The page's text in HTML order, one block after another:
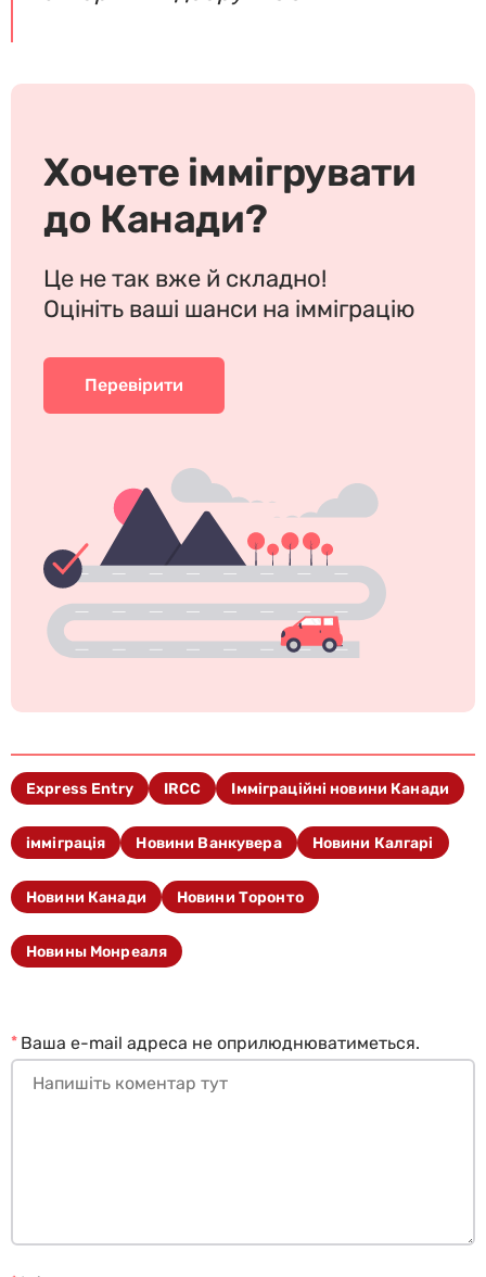
Хочете іммігрувати
до Канади?
Це не так вже й складно!
Оцініть ваші шанси на імміграцію
Перевірити
Express Entry IRCC Імміграційні новини Канади
імміграція Новини Ванкувера Новини Калгарі
Новини Канади Новини Торонто
Новины Монреаля
Ваша e-mail адреса не оприлюднюватиметься.
*